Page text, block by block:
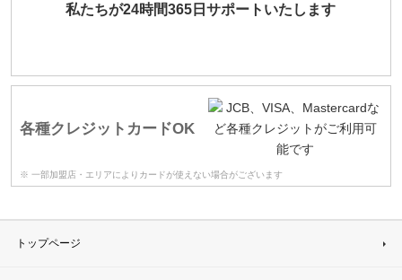
私たちが24時間365日サポートいたします
各種クレジットカードOK
※ 一部加盟店・エリアによりカードが使えない場合がございます
トップページ